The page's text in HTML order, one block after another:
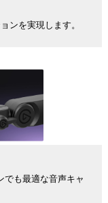
ンを実現します。
でも最適な音声キャ